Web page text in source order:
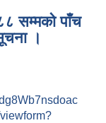
सम्मको पाँच
।